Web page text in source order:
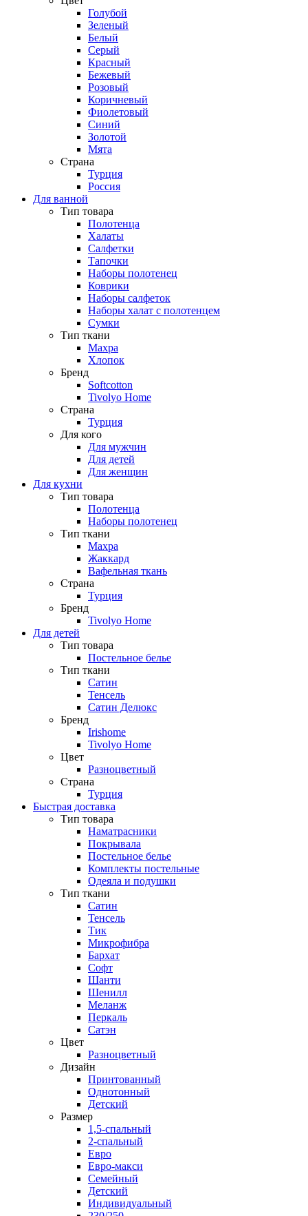
Голубой
Зеленый
Белый
Серый
Красный
Бежевый
Розовый
Коричневый
Фиолетовый
Синий
Золотой
Мята
Страна
Турция
Россия
Для ванной
Тип товара
Полотенца
Халаты
Салфетки
Тапочки
Наборы полотенец
Коврики
Наборы салфеток
Наборы халат с полотенцем
Сумки
Тип ткани
Махра
Хлопок
Бренд
Softcotton
Tivolyo Home
Страна
Турция
Для кого
Для мужчин
Для детей
Для женщин
Для кухни
Тип товара
Полотенца
Наборы полотенец
Тип ткани
Махра
Жаккард
Вафельная ткань
Страна
Турция
Бренд
Tivolyo Home
Для детей
Тип товара
Постельное белье
Тип ткани
Сатин
Тенсель
Сатин Делюкс
Бренд
Irishome
Tivolyo Home
Цвет
Разноцветный
Страна
Турция
Быстрая доставка
Тип товара
Наматрасники
Покрывала
Постельное белье
Комплекты постельные
Одеяла и подушки
Тип ткани
Сатин
Тенсель
Тик
Микрофибра
Бархат
Софт
Шанти
Шенилл
Меланж
Перкаль
Сатэн
Цвет
Разноцветный
Дизайн
Принтованный
Однотонный
Детский
Размер
1,5-спальный
2-спальный
Евро
Евро-макси
Семейный
Детский
Индивидуальный